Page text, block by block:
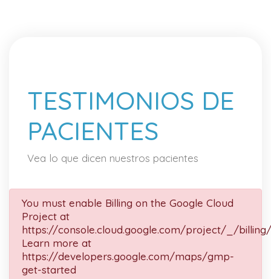
TESTIMONIOS DE
PACIENTES
Vea lo que dicen nuestros pacientes
You must enable Billing on the Google Cloud
Project at
https://console.cloud.google.com/project/_/
Learn more at
https://developers.google.com/maps/gmp-
get-started